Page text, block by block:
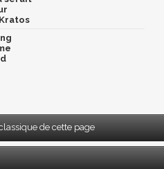
de cette page